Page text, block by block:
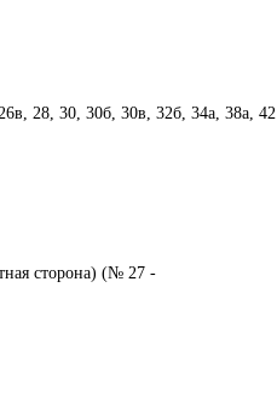
28, 30, 30б, 30в, 32б, 34а, 38а, 42
сторона) (№ 27 -